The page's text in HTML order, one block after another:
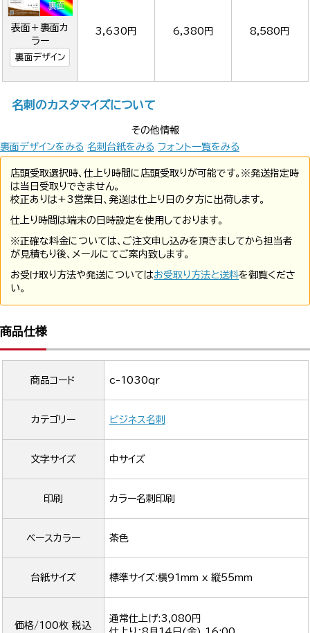
表面＋裏面カ
ラー
裏面デザイン
3,630円 6,380円 8,580円
名刺のカスタマイズについて
その他情報
裏面デザインをみる 名刺台紙をみる フォント一覧をみる
店頭受取選択時、仕上り時間に店頭受取りが可能です。※発送指定時
は当日受取りできません。
校正ありは+3営業日、発送は仕上り日の夕方に出荷します。
仕上り時間は端末の日時設定を使用しております。
※正確な料金については、ご注文申し込みを頂きましてから担当者
が見積もり後、メールにてご案内致します。
お受け取り方法や発送についてはお受取り方法と送料を御覧くださ
い。
商品仕様
商品コード c-1030qr
カテゴリー ビジネス名刺
文字サイズ 中サイズ
印刷 カラー名刺印刷
ベースカラー 茶色
台紙サイズ 標準サイズ:横91mm x 縦55mm
価格/100枚 税込
通常仕上げ:3,080円